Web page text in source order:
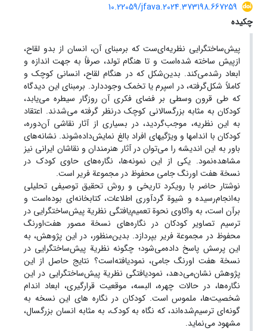
10.22059/jfava.2024.373198.667259
چکیده
پیش‌ساختگرایی نظریه‌ای‌ست که برمبنای آن، انسان از بدو لقاح،
ازپیش ساخته شده‌است و تا هنگام تولد، صرفاً به جهت اندازه و
ابعاد رشدمی‌کند. بدین‌شکل که در هنگام لقاح، انسانی کوچک و
کاملاً شکل‌گرفته، در اسپرم یا تخمک وجود‌دارد. برمبنای این دیدگاه
که طی قرون وسطی بر فضای فکری آن روزگار سیطره می‌یابد،
کودکان به مثابه بزرگسالانی کوچک درنظر گرفته می‌شدند. اعتقاد
به این نظریه، موجب‌گردید، در بسیاری از آثار نقاشی آن‌دوره،
کودکان با اندامها و ویژگیهای افراد بالغ نمایش‌داده‌شوند. نشانه‌های
باور به این اندیشه را می‌توان در آثار هنرمندان و نقاشان ایرانی نیز
مشاهده‌نمود. یکی از این نمونه‌ها، نگاره‌های حاوی کودک در
نسخة هفت اورنگ جامی محفوظ در مجموعة فریر است.
نوشتار حاضر با رویکرد تاریخی و روش تحقیق توصیفی تحلیلی
به‌انجام‌رسیده و شیوة گردآوری اطلاعات، کتابخانه‌ای بوده‌است و
بر‌آن است، به واکاوی نحوة تعمیم‌یافتگی نظریة پیش‌ساختگرایی در
ترسیم تصاویر کودکان در نگاره‌های نسخة مصور هفت‌اورنگ
محفوظ در مجموعة فریر بپردازد. بدین‌منظور، در این پژوهش، به
این پرسش پاسخ داده‌می‌شود؛ چگونه نظریة پیش‌ساختگرایی در
نسخة هفت اورنگ جامی، نمود‌یافته‌است؟ نتایج حاصل از این
پژوهش نشان‌می‌دهد، نمودیافتگی نظریة پیش‌ساختگرایی در این
نگاره‌ها، در حالات چهره، البسه، موقعیت قرارگیری، ابعاد اندام
شخصیت‌ها، ملموس است. کودکان در نگاره های این نسخه به
گونه‌ای ترسیم‌شده‌اند، که نگاه به کودک، به مثابه انسان بزرگسال،
مشهود می‌نماید.